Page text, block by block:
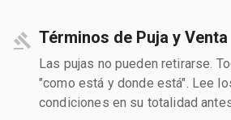
Términos de Puja y Venta
Las pujas no pueden retirarse.
"como está y donde está". Lee
condiciones en su totalidad